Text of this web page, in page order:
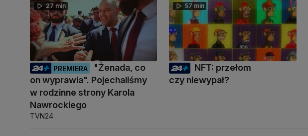
27 min
PREMIERA
"Żenada, co
on wyprawia". Pojechaliśmy
w rodzinne strony Karola
Nawrockiego
TVN24
57 min
NFT: przełom
czy niewypał?